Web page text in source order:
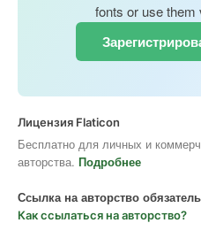
fonts or use
Лицензия Flaticon
Бесплатно для личных и
авторства. Подробнее
Ссылка на авторство
Как ссылаться на авторство?